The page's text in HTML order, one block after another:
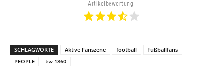
Artikelbewertung
SCHLAGWORTE Aktive Fanszene football
Fußballfans
PEOPLE
tsv 1860